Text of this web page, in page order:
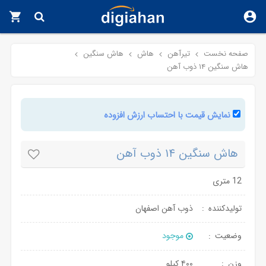
صفحه نخست تیرآهن هاش
هاش سنگین
هاش سنگین ۱۴ ذوب آهن
قیمت
هاش
سنگین۱۴
آهن۱۲متری
سنگین
14
ذوب
تاریخچه
قیمت
هاش
سنگین
14
ذوب
آهن
نمایش قیمت با احتساب ارزش افزوده
هاش سنگین ۱۴ ذوب آهن
12 متری
تولیدکننده ذوب آهن اصفهان
وضعیت موجود